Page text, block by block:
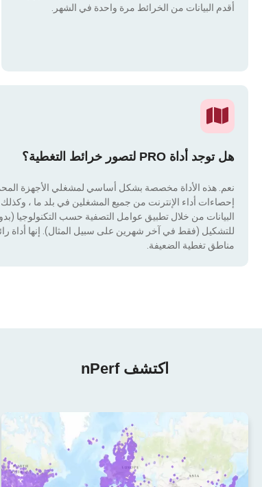
أقدم البيانات من الخرائط مرة واحدة في الشهر.
هل توجد أداة PRO لتصور خرائط التغطية؟
نعم. هذه الأداة مخصصة بشكل أساسي لمشغلي الأجهزة
إحصاءات أداء الإنترنت من جميع المشغلين في بلد ما ،
للتشكيل (فقط في آخر شهرين على سبيل المثال). إنها أداة
مناطق تغطية الضعيفة.
اكتشف nPerf